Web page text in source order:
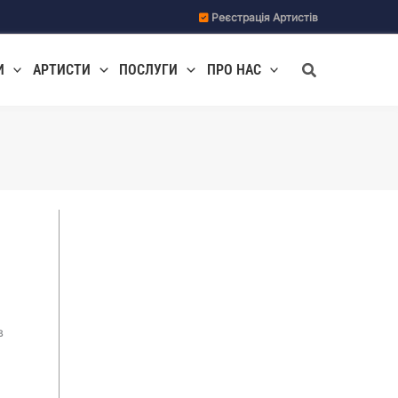
Реєстрація Артистів
АРТИСТИ ПОСЛУГИ ПРО НАС Пошук